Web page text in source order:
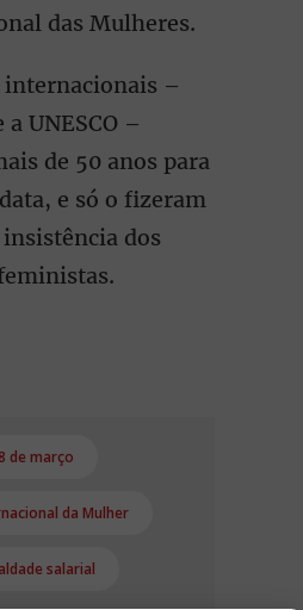
das Mulheres.
internacionais –
a UNESCO –
de 50 anos para
e só o fizeram
dos
8 de março
da Mulher
salarial